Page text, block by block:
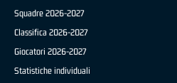
Squadre 2026-2027
Classifica 2026-2027
Giocatori 2026-2027
Statistiche individuali